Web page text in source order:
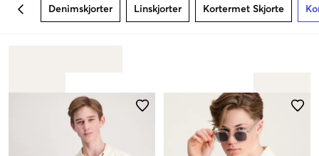
BACK Denimskjorter Linskjorter Kortermet Skjorte